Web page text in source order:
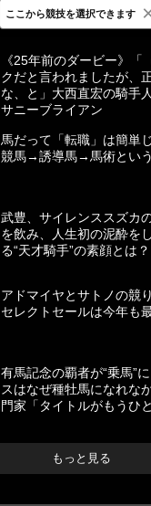
最新 24時間 週
《25年前のダービー》「
クだと言われましたが、
な、と」大西直宏の騎手
サニーブライアン
馬だって「転職」は簡単
競馬→誘導馬→馬術という
武豊、サイレンススズカ
を飲み、人生初の泥酔
る“天才騎手”の素顔とは？
アドマイヤとサトノの競
セレクトセールは今年も
有馬記念の覇者が“乗馬”
スはなぜ種牡馬になれな
門家「タイトルがもうひ
もっと見る
ここから競技を選択できます